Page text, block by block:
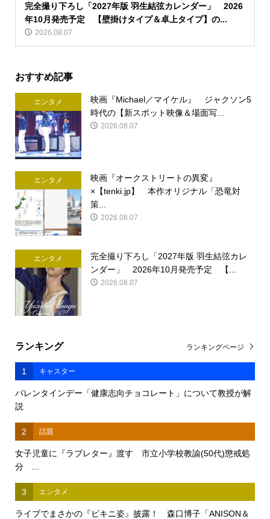
完全撮り下ろし「2027年版 羽生結弦カレンダー」 2026
年10月発売予定 【壁掛けタイプ＆卓上タイプ】の...
2026.08.07
おすすめ記事
エンタメ
映画『Michael／マイケル』 ジャクソン5
時代の【新スポット映像＆場面写...
2026.08.07
エンタメ
映画『オークストリートの異変』
×【tenki.jp】 本作オリジナル「恐竜対
策...
2026.08.07
エンタメ
完全撮り下ろし「2027年版 羽生結弦カレ
ンダー」 2026年10月発売予定 【...
2026.08.07
ランキング
1 キャスター
バレンタインデー「健康志向チョコレート」について教授が解
説
2 話題
女子児童に『ラブレター』渡す 市立小学校教諭(50代)懲戒処
分 ...
3 エンタメ
ライブでまさかの『ビキニ姿』披露！ 森口博子「ANISON＆
ランキングページ